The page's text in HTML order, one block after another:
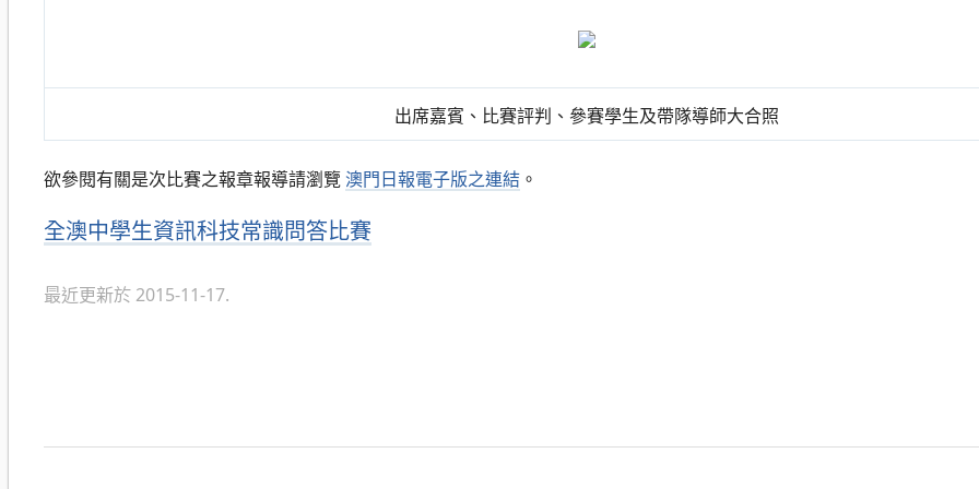
出席嘉賓、比賽評判、參賽學生及帶隊導師大合照
欲參閱有關是次比賽之報章報導請瀏覽 澳門日報電子版之連結 。
分
全澳中學生資訊科技常識問答比賽
最近更新於 2015-11-17.